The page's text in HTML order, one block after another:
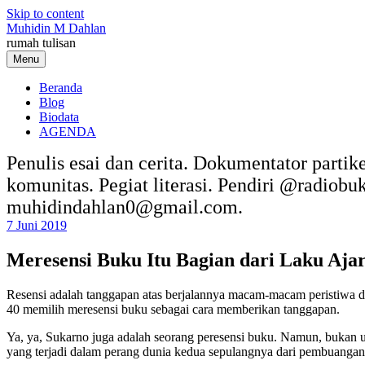
Skip to content
Muhidin M Dahlan
rumah tulisan
Menu
Beranda
Blog
Biodata
AGENDA
Penulis esai dan cerita. Dokumentator
komunitas. Pegiat literasi. Pendiri
muhidindahlan0@gmail.com.
7 Juni 2019
Meresensi Buku Itu Bagian dari Laku
Resensi adalah tanggapan atas berjalannya macam-macam
40 memilih meresensi buku sebagai cara memberikan tanggapan.
Ya, ya, Sukarno juga adalah seorang peresensi buku. Namun,
yang terjadi dalam perang dunia kedua sepulangnya dari